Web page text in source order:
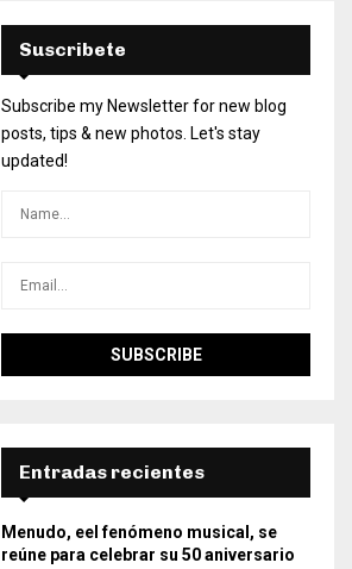
Suscribete
Subscribe my Newsletter for new blog
posts, tips & new photos. Let's stay
updated!
Entradas recientes
Menudo, eel fenómeno musical, se
reúne para celebrar su 50 aniversario